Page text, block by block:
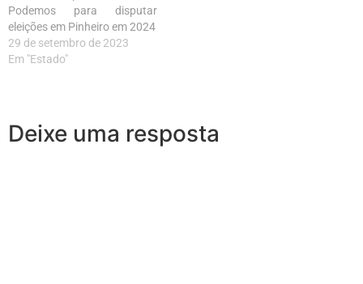
Podemos para disputar
eleições em Pinheiro em 2024
29 de setembro de 2023
Em "Estado"
Deixe uma resposta